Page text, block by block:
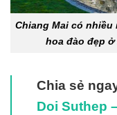
Chiang Mai có nhiều
hoa đào đẹp ở
Chia sẻ
Doi Suthep